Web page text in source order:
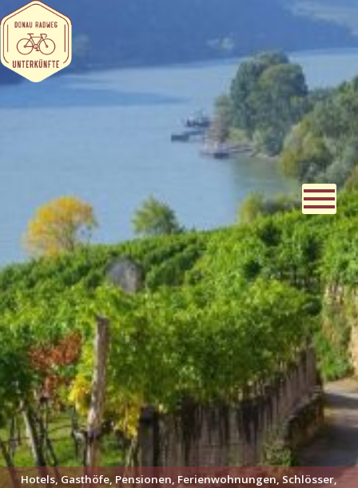
Hotels, Gasthöfe, Pensionen, Ferienwohnungen, Schlösser,